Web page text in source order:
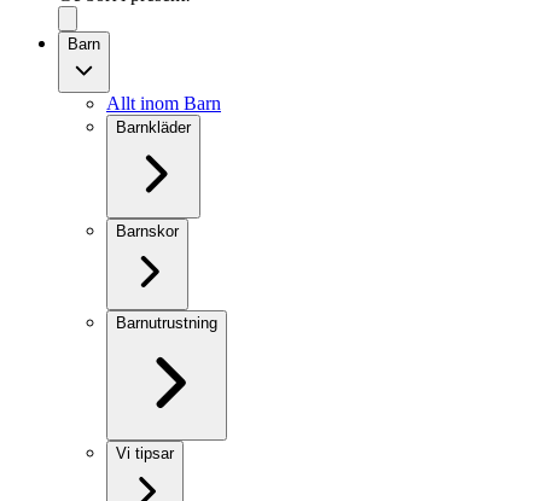
Barn
Allt inom Barn
Barnkläder
Barnskor
Barnutrustning
Vi tipsar